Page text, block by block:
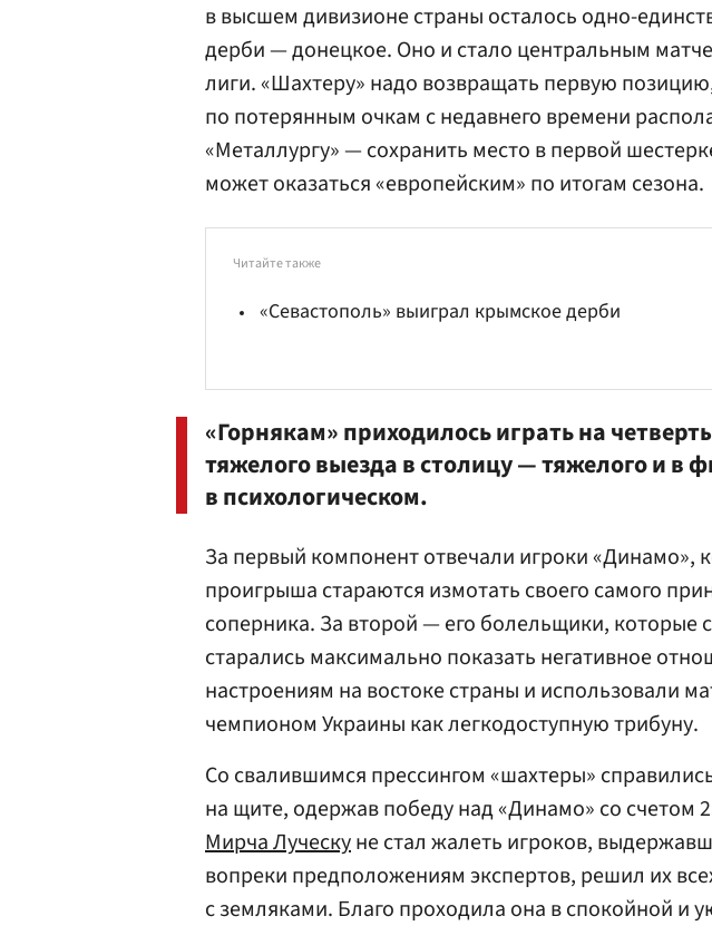
в высшем дивизионе страны осталось одно-
дерби — донецкое. Оно и стало центральным
лиги. «Шахтеру» надо возвращать первую
по потерянным очкам с недавнего времени
«Металлургу» — сохранить место в первой
может оказаться «европейским» по итогам сезона.
Читайте также
«Севастополь» выиграл крымское дерби
«Горнякам» приходилось играть на
тяжелого выезда в столицу — тяжелого и в
в психологическом.
За первый компонент отвечали игроки «Динамо»,
проигрыша стараются измотать своего самого
соперника. За второй — его болельщики, которые
старались максимально показать негативное
настроениям на востоке страны и использовали
чемпионом Украины как легкодоступную трибуну.
Со свалившимся прессингом «шахтеры»
на щите, одержав победу над «Динамо» со счетом
Мирча Луческуне стал жалеть игроков,
вопреки предположениям экспертов, решил их
с земляками. Благо проходила она в спокойной и